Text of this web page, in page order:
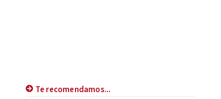
Te recomendamos...